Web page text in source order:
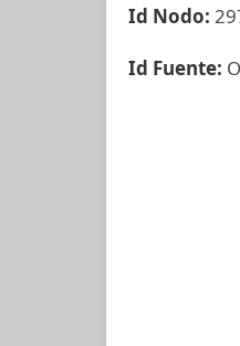
Id Nodo:
Id Fuente: